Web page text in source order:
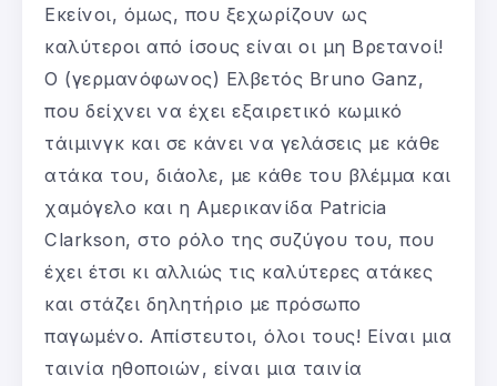
Εκείνοι, όμως, που ξεχωρίζουν ως
καλύτεροι από ίσους είναι οι μη Βρετανοί!
Ο (γερμανόφωνος) Ελβετός Bruno Ganz,
που δείχνει να έχει εξαιρετικό κωμικό
τάιμινγκ και σε κάνει να γελάσεις με κάθε
ατάκα του, διάολε, με κάθε του βλέμμα και
χαμόγελο και η Αμερικανίδα Patricia
Clarkson, στο ρόλο της συζύγου του, που
έχει έτσι κι αλλιώς τις καλύτερες ατάκες
και στάζει δηλητήριο με πρόσωπο
παγωμένο. Απίστευτοι, όλοι τους! Είναι μια
ταινία ηθοποιών, είναι μια ταινία